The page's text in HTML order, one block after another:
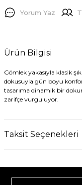
Yorum Yaz
Ürün Bilgisi
Gömlek yakasıyla klasik
dokusuyla gün boyu konfor
tasarıma dinamik bir
zarifçe vurguluyor.
Taksit Seçenekleri